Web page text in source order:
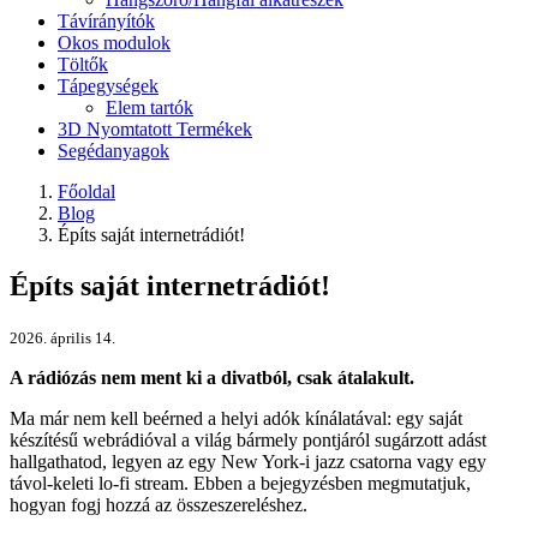
Távírányítók
Okos modulok
Töltők
Tápegységek
Elem tartók
3D Nyomtatott Termékek
Segédanyagok
Főoldal
Blog
Építs saját internetrádiót!
Építs saját internetrádiót!
2026. április 14.
A rádiózás nem ment ki a divatból, csak átalakult.
Ma már nem kell beérned a helyi adók kínálatával: egy saját
készítésű webrádióval a világ bármely pontjáról sugárzott adást
hallgathatod, legyen az egy New York-i jazz csatorna vagy egy
távol-keleti lo-fi stream. Ebben a bejegyzésben megmutatjuk,
hogyan fogj hozzá az összeszereléshez.